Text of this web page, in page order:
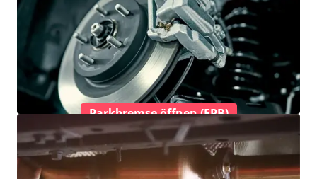
Parkbremse öffnen (EPB)